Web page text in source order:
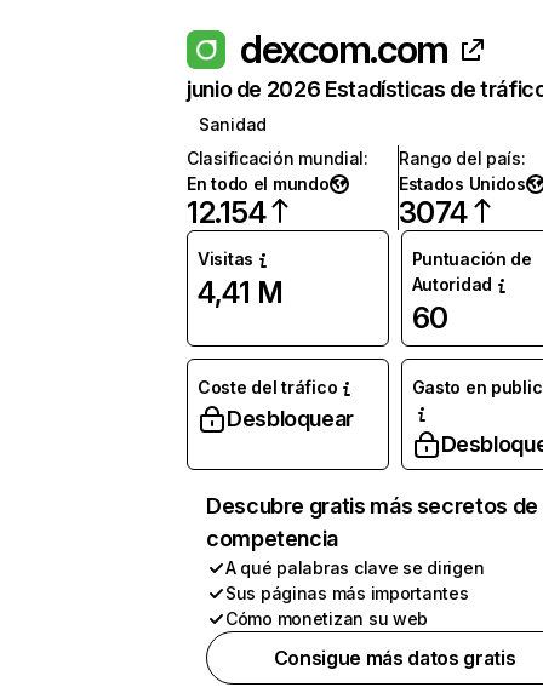
dexcom.com
junio de 2026 Estadísticas de
Sanidad
Clasificación mundial:
En todo el mundo
12.154
Rango del país:
Estados Unidos
3074
Visitas
4,41 M
Puntuación de
Autoridad
60
Coste del tráfico
Desbloquear
Gasto en
Descubre gratis más secretos de
competencia
A qué palabras clave se dirigen
Sus páginas más importantes
Cómo monetizan su web
Consigue más datos gratis